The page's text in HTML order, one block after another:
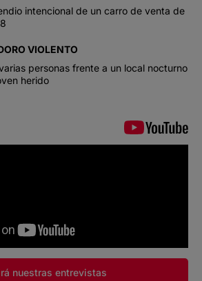
intencional de un carro de venta de
VIOLENTO
personas frente a un local nocturno
herido
nuestras entrevistas